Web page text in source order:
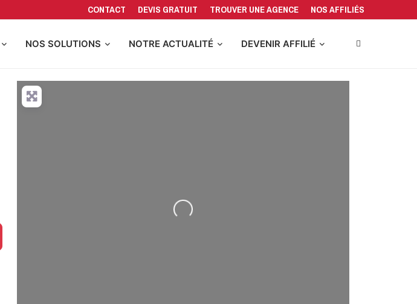
CONTACT DEVIS GRATUIT TROUVER UNE AGENCE NOS AFFILIÉS
NOS SOLUTIONS NOTRE ACTUALITÉ DEVENIR AFFILIÉ
Loading...